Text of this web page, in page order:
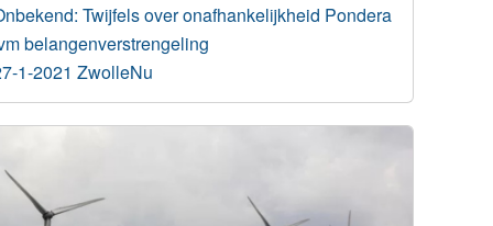
Twijfels over onafhankelijkheid Pondera
belangenverstrengeling
1-2021 ZwolleNu